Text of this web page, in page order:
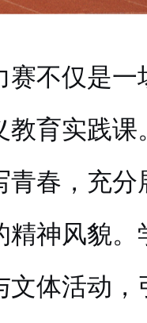
赛不仅是
教育实践
青春，充
精神风貌
文体活动